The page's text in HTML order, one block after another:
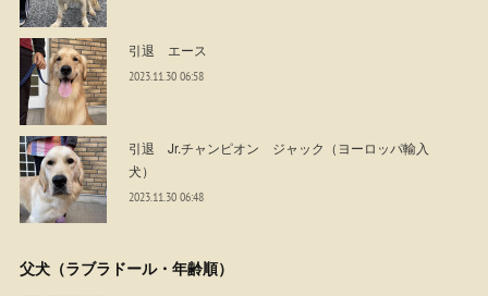
引退 エース
2023.11.30 06:58
引退 Jr.チャンピオン ジャック（ヨーロッパ輸入
犬）
2023.11.30 06:48
父犬（ラブラドール・年齢順）